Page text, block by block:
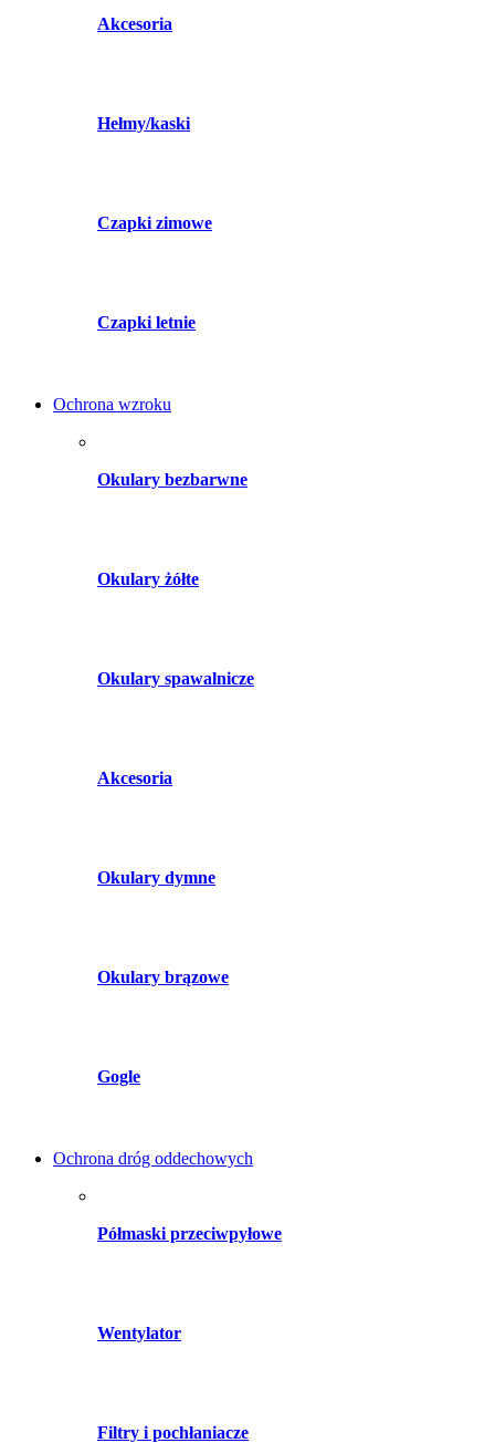
Akcesoria
Hełmy/kaski
Czapki zimowe
Czapki letnie
Ochrona wzroku
Okulary bezbarwne
Okulary żółte
Okulary spawalnicze
Akcesoria
Okulary dymne
Okulary brązowe
Gogle
Ochrona dróg oddechowych
Półmaski przeciwpyłowe
Wentylator
Filtry i pochłaniacze